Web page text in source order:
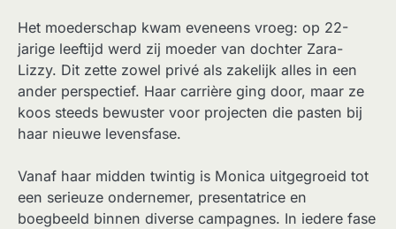
Het moederschap kwam eveneens vroeg: op 22-
jarige leeftijd werd zij moeder van dochter Zara-
Lizzy. Dit zette zowel privé als zakelijk alles in een
ander perspectief. Haar carrière ging door, maar ze
koos steeds bewuster voor projecten die pasten bij
haar nieuwe levensfase.
Vanaf haar midden twintig is Monica uitgegroeid tot
een serieuze ondernemer, presentatrice en
boegbeeld binnen diverse campagnes. In iedere fase